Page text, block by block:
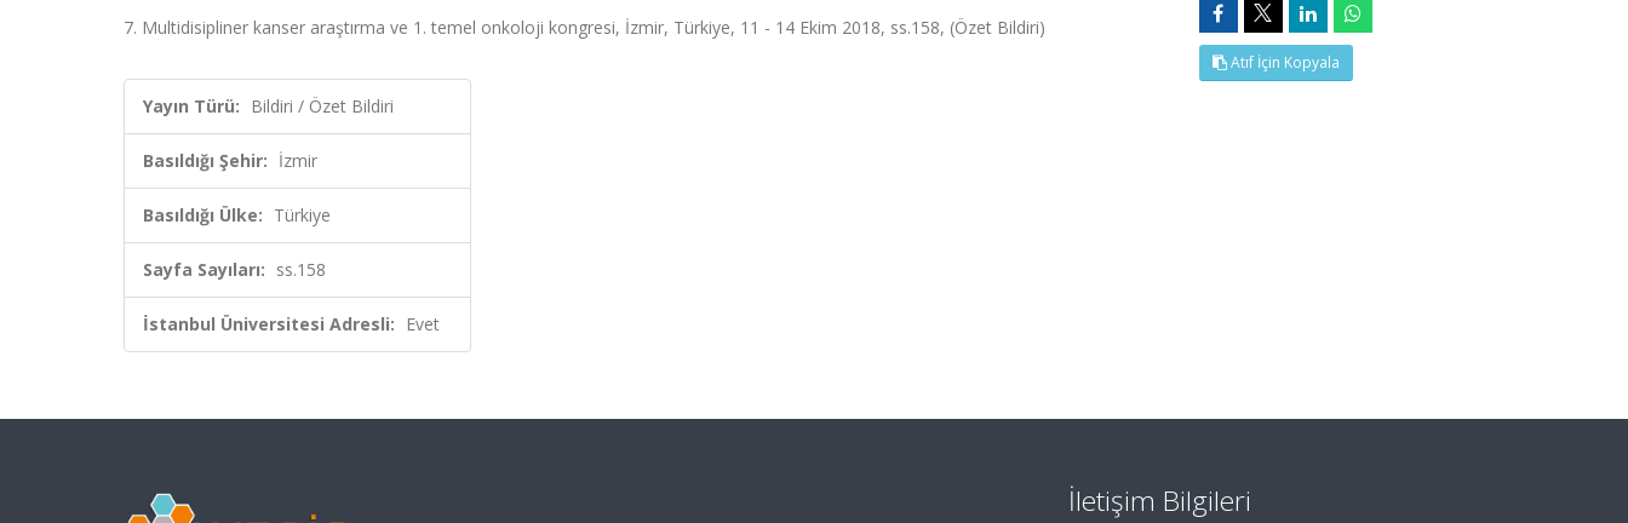
7. Multidisipliner kanser araştırma ve 1. temel onkoloji kongresi, İzmir, Türkiye, 11 - 14 Ekim 2018, ss.158, (Özet Bildiri)
Yayın Türü: Bildiri / Özet Bildiri
Basıldığı Şehir: İzmir
Basıldığı Ülke: Türkiye
Sayfa Sayıları: ss.158
İstanbul Üniversitesi Adresli: Evet
Atıf İçin Kopyala
İletişim Bilgileri